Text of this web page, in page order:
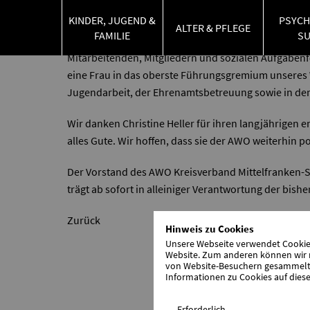
Der AWO Kreisverband Mittelfranken-Süd
Mitarbeitenden, Mitgliedern und sozialen
eine Frau in das oberste Führungsgremium
Jugendarbeit, der Ehrenamtsbetreuung sowie in
Wir danken Christine Heller für ihren langjährigen
alles Gute. Wir hoffen, dass sie der AWO weiterhin
Der Vorstand des AWO Kreisverband
trägt ab sofort in alleiniger Verantwortung der
Zurück
KINDER, JUGEND &
FAMILIE
ALTER & PFLEGE
Hinweis zu Cookies
Unsere Webseite verwendet
Website. Zum anderen können
von Website-Besuchern
Informationen zu Cookies auf